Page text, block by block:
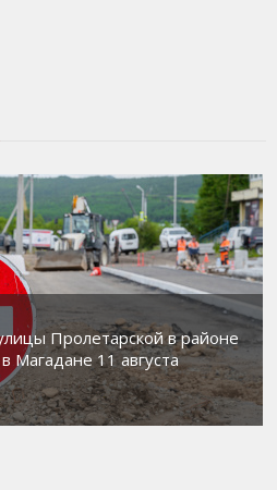
Пролетарской в районе
11 августа